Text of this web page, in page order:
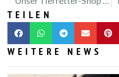
TEILEN
WEITERE NEWS